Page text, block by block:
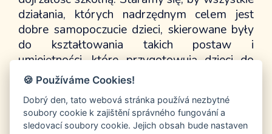
działania, których nadrzędnym celem jest
dobre samopoczucie dzieci, skierowane były
do kształtowania takich postaw i
umiejętności, które przygotowują dzieci do
życia w społeczeństwie, w poszanowaniu
akceptacji i tolerancji.
🍪 Používáme Cookies!
Dobrý den, tato webová stránka používá nezbytné
soubory cookie k zajištění správného fungování a
sledovací soubory cookie. Jejich obsah bude nastaven